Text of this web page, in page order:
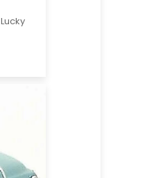
Lucky